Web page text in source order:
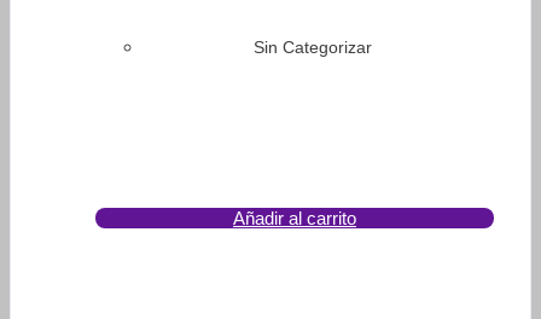
Sin Categorizar
Añadir al carrito